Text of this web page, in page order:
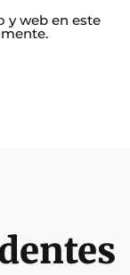
y web en este